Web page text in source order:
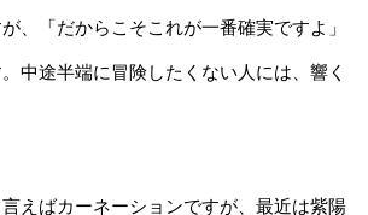
、「だからこそこれが一番確実ですよ」
中途半端に冒険したくない人には、響く
えばカーネーションですが、最近は紫陽